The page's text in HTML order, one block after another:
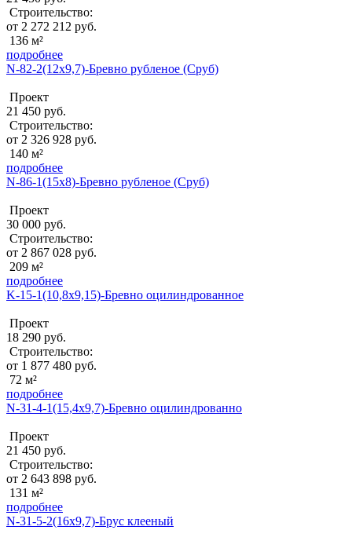
Строительство:
от 2 272 212 руб.
136 м²
подробнее
N-82-2(12х9,7)-Бревно рубленое (Сруб)
Проект
21 450 руб.
Строительство:
от 2 326 928 руб.
140 м²
подробнее
N-86-1(15х8)-Бревно рубленое (Сруб)
Проект
30 000 руб.
Строительство:
от 2 867 028 руб.
209 м²
подробнее
K-15-1(10,8х9,15)-Бревно оцилиндрованное
Проект
18 290 руб.
Строительство:
от 1 877 480 руб.
72 м²
подробнее
N-31-4-1(15,4х9,7)-Бревно оцилиндрованно
Проект
21 450 руб.
Строительство:
от 2 643 898 руб.
131 м²
подробнее
N-31-5-2(16х9,7)-Брус клееный